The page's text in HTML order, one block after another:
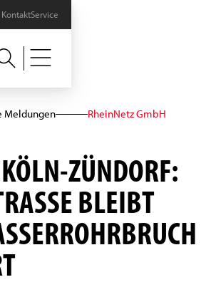
Service
Meldungen RheinNetz GmbH
ZÜNDORF:
BLEIBT N
G